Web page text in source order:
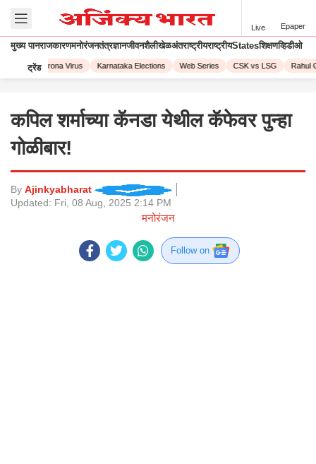
Live Epaper
मुख्य पानराजकारणमनोरंजनतंत्रज्ञानजीवनशैलीखेळअंतराष्ट्रीयराष्ट्रीयStatesशिक्षणव्हिडीओ
ट्रेंडCorona Virus Karnataka Elections Web Series CSK vs LSG Rahul
कपिल शर्माच्या कॅनडा येथील कॅफेवर पुन्हा
गोळीबार!
By Ajinkyabharat
Updated: Fri, 08 Aug, 2025 2:14 PM
मनोरंजन
Follow on